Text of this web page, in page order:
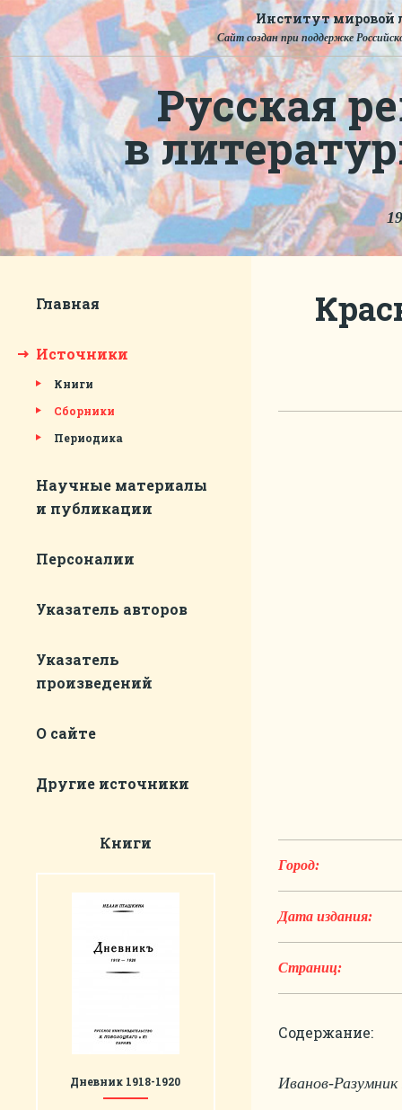
Институт мировой
Сайт создан при поддержке
Русская
в
Главная
Источники
Книги
Сборники
Периодика
Научные материалы
и публикации
Персоналии
Указатель авторов
Указатель
произведений
О сайте
Другие источники
Книги
Дневник 1918-1920
Город:
Дата издания:
Страниц:
Содержание:
Иванов-